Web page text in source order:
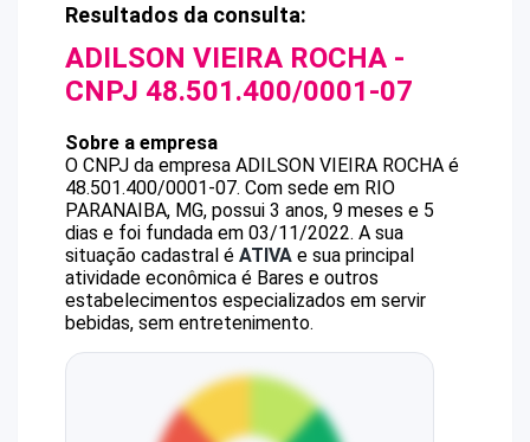
Resultados da consulta:
ADILSON VIEIRA ROCHA -
CNPJ 48.501.400/0001-07
Sobre a empresa
O CNPJ da empresa ADILSON VIEIRA ROCHA é
48.501.400/0001-07. Com sede em RIO
PARANAIBA, MG, possui 3 anos, 9 meses e 5
dias e foi fundada em 03/11/2022. A sua
situação cadastral é ATIVA e sua principal
atividade econômica é Bares e outros
estabelecimentos especializados em servir
bebidas, sem entretenimento.